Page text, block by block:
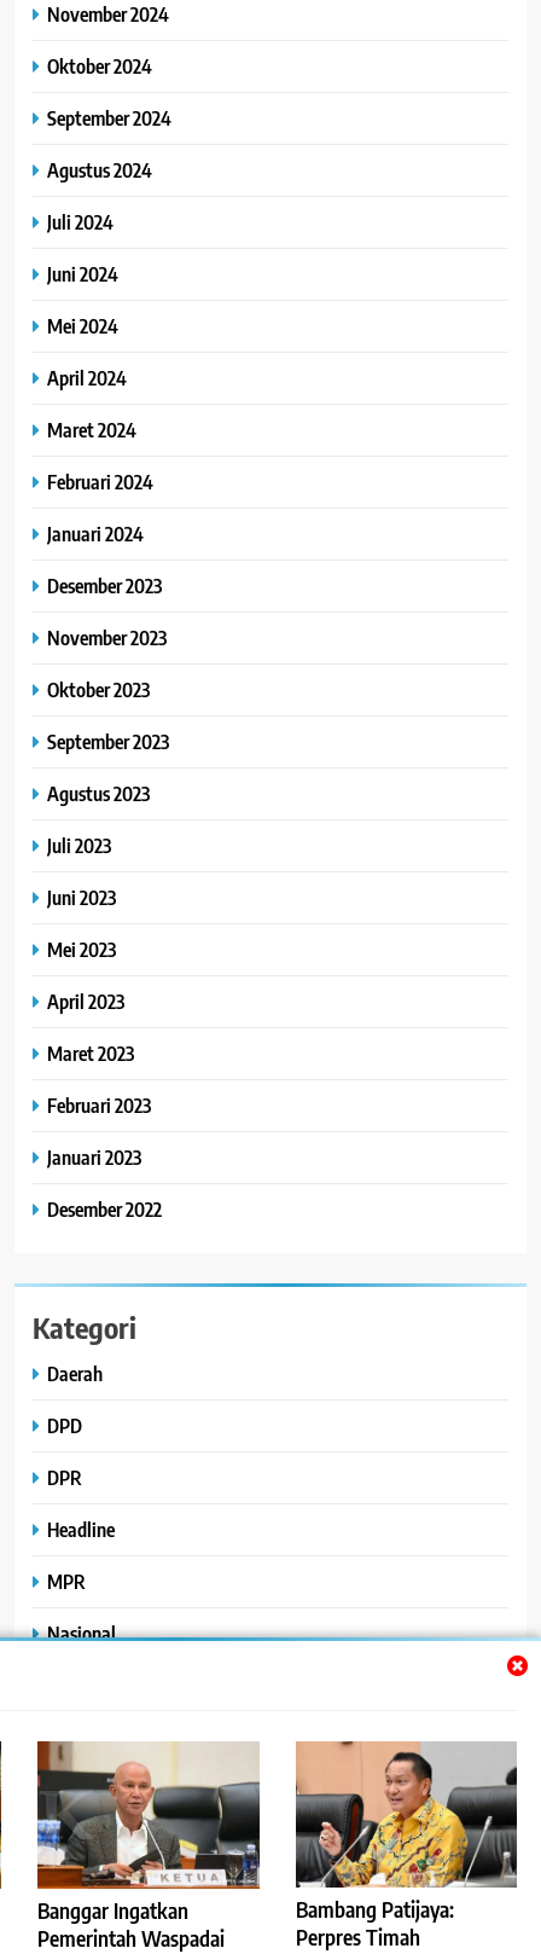
Banggar Ingatkan
Pemerintah Waspadai
Bambang Patijaya:
Perpres Timah
November 2024
Oktober 2024
September 2024
Agustus 2024
Juli 2024
Juni 2024
Mei 2024
April 2024
Maret 2024
Februari 2024
Januari 2024
Desember 2023
November 2023
Oktober 2023
September 2023
Agustus 2023
Juli 2023
Juni 2023
Mei 2023
April 2023
Maret 2023
Februari 2023
Januari 2023
Desember 2022
Kategori
Daerah
DPD
DPR
Headline
MPR
Nasional
Polhukam
Uncategorized
©2023 ReportaseBisnis.